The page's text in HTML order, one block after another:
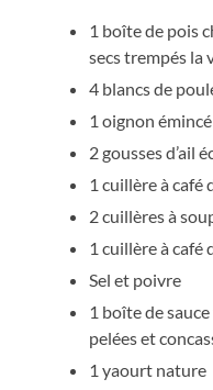
1 boîte de pois
secs trempés la
4 blancs de
1 oignon émincé
2 gousses d’ail
1 cuillère à café
2 cuillères à
1 cuillère à café
Sel et poivre
1 boîte de
pelées et
1 yaourt nature